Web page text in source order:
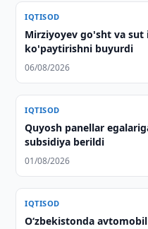
IQTISOD
Mirziyoyev go'sht va sut
ko'paytirishni buyurdi
06/08/2026
IQTISOD
Quyosh panellar
subsidiya berildi
01/08/2026
IQTISOD
O‘zbekistonda